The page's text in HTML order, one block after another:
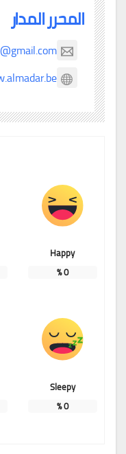
المحرر المدار
Happy
0
%
Sleepy
0
%